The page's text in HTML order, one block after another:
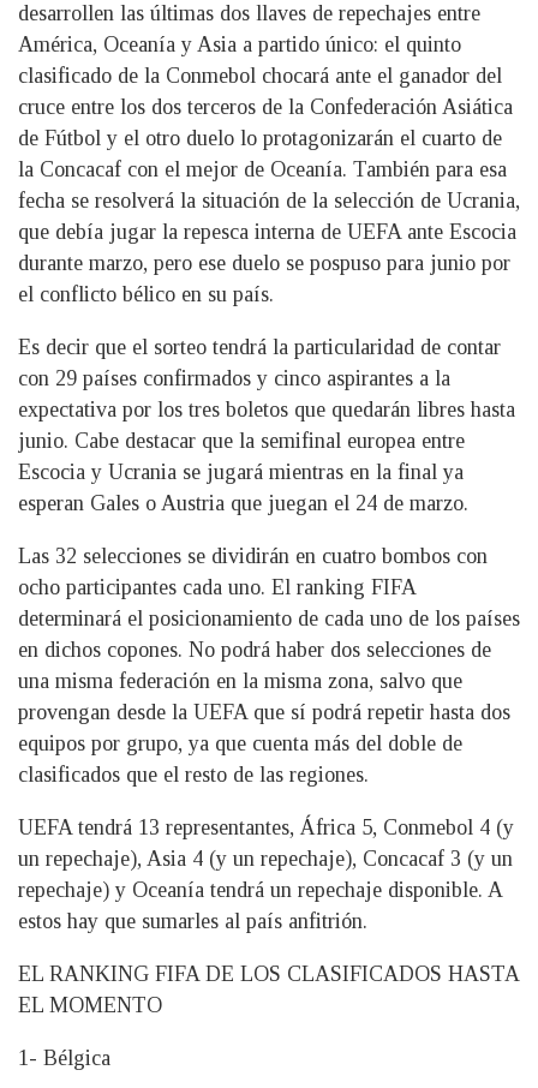
desarrollen las últimas dos llaves de repechajes entre
América, Oceanía y Asia a partido único: el quinto
clasificado de la Conmebol chocará ante el ganador del
cruce entre los dos terceros de la Confederación Asiática
de Fútbol y el otro duelo lo protagonizarán el cuarto de
la Concacaf con el mejor de Oceanía. También para esa
fecha se resolverá la situación de la selección de Ucrania,
que debía jugar la repesca interna de UEFA ante Escocia
durante marzo, pero ese duelo se pospuso para junio por
el conflicto bélico en su país.
Es decir que el sorteo tendrá la particularidad de contar
con 29 países confirmados y cinco aspirantes a la
expectativa por los tres boletos que quedarán libres hasta
junio. Cabe destacar que la semifinal europea entre
Escocia y Ucrania se jugará mientras en la final ya
esperan Gales o Austria que juegan el 24 de marzo.
Las 32 selecciones se dividirán en cuatro bombos con
ocho participantes cada uno. El ranking FIFA
determinará el posicionamiento de cada uno de los países
en dichos copones. No podrá haber dos selecciones de
una misma federación en la misma zona, salvo que
provengan desde la UEFA que sí podrá repetir hasta dos
equipos por grupo, ya que cuenta más del doble de
clasificados que el resto de las regiones.
UEFA tendrá 13 representantes, África 5, Conmebol 4 (y
un repechaje), Asia 4 (y un repechaje), Concacaf 3 (y un
repechaje) y Oceanía tendrá un repechaje disponible. A
estos hay que sumarles al país anfitrión.
EL RANKING FIFA DE LOS CLASIFICADOS HASTA
EL MOMENTO
1- Bélgica